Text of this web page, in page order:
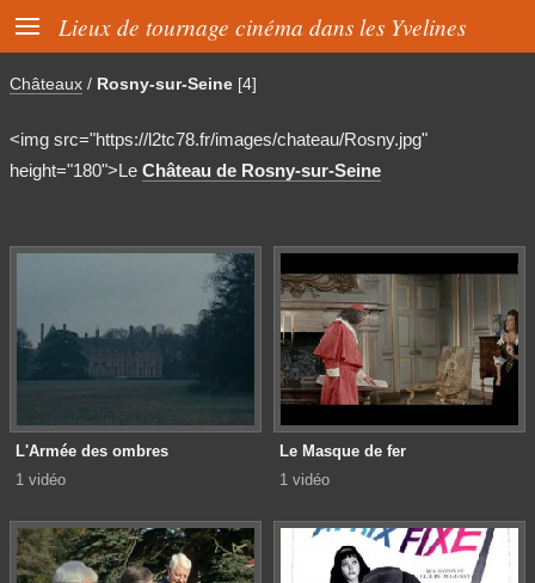
 Lieux de tournage cinéma dans les Yvelines
Châteaux / Rosny-sur-Seine [4]
<img src="https://l2tc78.fr/images/chateau/Rosny.jpg"
height="180">Le Château de Rosny-sur-Seine
L'Armée des ombres
1 vidéo
Le Masque de fer
1 vidéo